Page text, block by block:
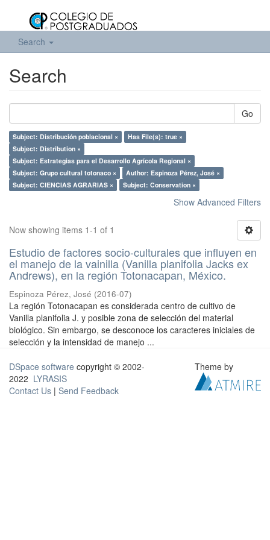
Search
Search
Go
Subject: Distribución poblacional ×
Has File(s): true ×
Subject: Distribution ×
Subject: Estrategias para el Desarrollo Agrícola Regional ×
Subject: Grupo cultural totonaco ×
Author: Espinoza Pérez, José ×
Subject: CIENCIAS AGRARIAS ×
Subject: Conservation ×
Show Advanced Filters
Now showing items 1-1 of 1
Estudio de factores socio-culturales que influyen en
el manejo de la vainilla (Vanilla planifolia Jacks ex
Andrews), en la región Totonacapan, México.
Espinoza Pérez, José (2016-07)
La región Totonacapan es considerada centro de cultivo de
Vanilla planifolia J. y posible zona de selección del material
biológico. Sin embargo, se desconoce los caracteres iniciales de
selección y la intensidad de manejo ...
DSpace software copyright © 2002-
2022 LYRASIS
Contact Us | Send Feedback
Theme by